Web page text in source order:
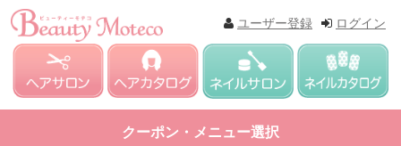
ログイン
ユーザー登録
クーポン・メニュー選択